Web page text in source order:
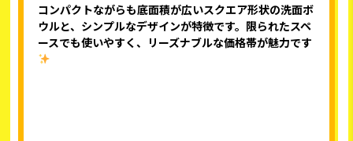
コンパクトながらも底面積が広いスクエア形状の洗面ボ
ウルと、シンプルなデザインが特徴です。限られたスペ
ースでも使いやすく、リーズナブルな価格帯が魅力です